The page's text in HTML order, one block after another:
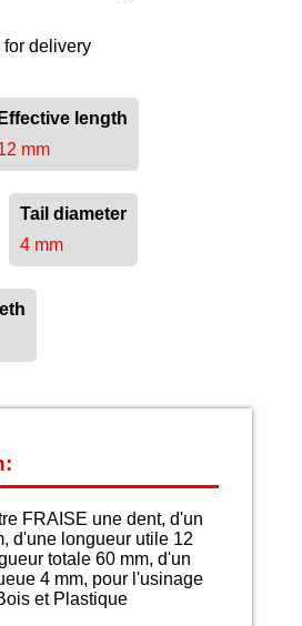
delivery
Effective length
mm
Tail diameter
4 mm
FRAISE une dent, d'un
d'une longueur utile 12
totale 60 mm, d'un
4 mm, pour l'usinage
et Plastique